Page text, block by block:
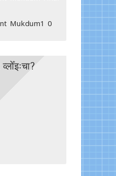
Mukdum1 0